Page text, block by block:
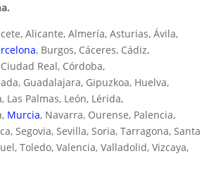
Alicante, Almería, Asturias, Ávila,
, Burgos, Cáceres, Cádiz,
Real, Córdoba,
Guadalajara, Gipuzkoa, Huelva,
Las Palmas, León, Lérida,
Murcia, Navarra, Ourense, Palencia,
Segovia, Sevilla, Soria, Tarragona, Santa
Toledo, Valencia, Valladolid, Vizcaya,